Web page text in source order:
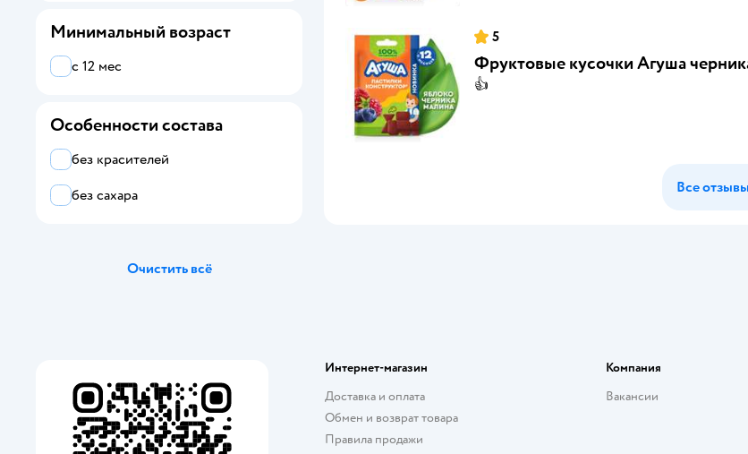
5
Фруктовые кусочки Агуша
👍
Все
Gerber
Gipopo
Минимальный возраст
с 12 мес
Особенности состава
без красителей
без сахара
Очистить всё
Интернет-магазин
Доставка и оплата
Обмен и возврат товара
Правила продажи
Компания
Вакансии